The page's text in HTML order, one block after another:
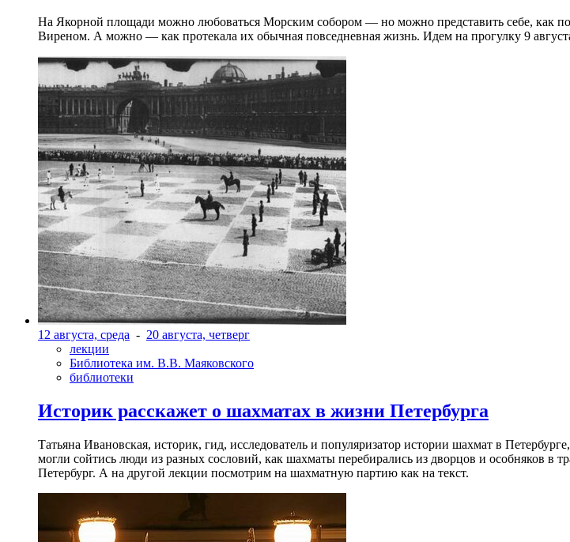
На Якорной площади можно любоваться Морским собором — но можно представить себе, как
Виреном. А можно — как протекала их обычная повседневная жизнь. Идем на прогулку 9
12 августа, среда - 20 августа, четверг
лекции
Библиотека им. В.В. Маяковского
библиотеки
Историк расскажет о шахматах в жизни Петербурга
Татьяна Ивановская, историк, гид, исследователь и популяризатор истории шахмат в
могли сойтись люди из разных сословий, как шахматы перебирались из дворцов и особняков в
Петербург. А на другой лекции посмотрим на шахматную партию как на текст.